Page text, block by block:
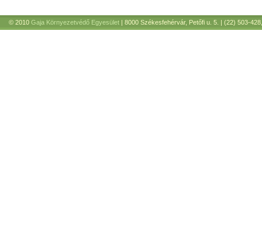
© 2010 Gaja Környezetvédő Egyesület | 8000 Székesfehérvár, Petőfi u. 5. | (22) 503-